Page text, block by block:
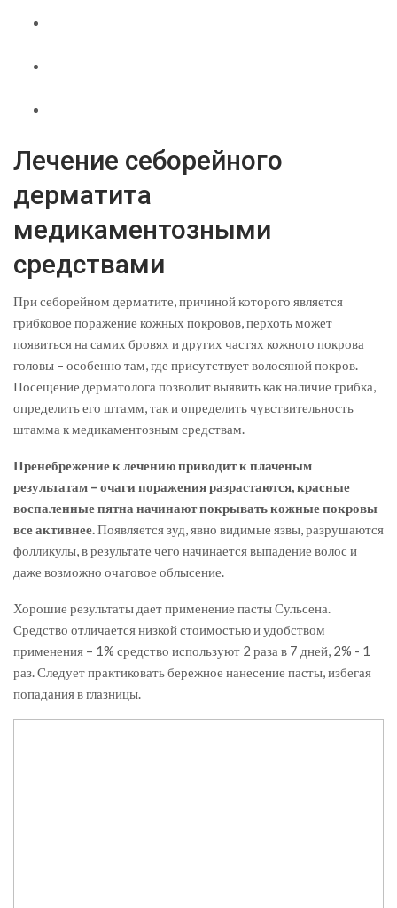
Лечение себорейного
дерматита
медикаментозными
средствами
При себорейном дерматите, причиной которого является
грибковое поражение кожных покровов, перхоть может
появиться на самих бровях и других частях кожного покрова
головы – особенно там, где присутствует волосяной покров.
Посещение дерматолога позволит выявить как наличие грибка,
определить его штамм, так и определить чувствительность
штамма к медикаментозным средствам.
Пренебрежение к лечению приводит к плаченым
результатам – очаги поражения разрастаются, красные
воспаленные пятна начинают покрывать кожные покровы
все активнее.Появляется зуд, явно видимые язвы, разрушаются
фолликулы, в результате чего начинается выпадение волос и
даже возможно очаговое облысение.
Хорошие результаты дает применение пасты Сульсена.
Средство отличается низкой стоимостью и удобством
применения – 1% средство используют 2 раза в 7 дней, 2% - 1
раз. Следует практиковать бережное нанесение пасты, избегая
попадания в глазницы.